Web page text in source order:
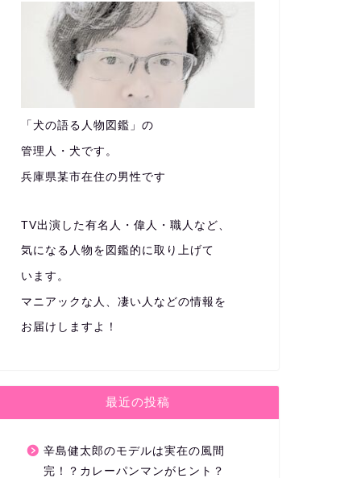
「犬の語る人物図鑑」の
管理人・犬です。
兵庫県某市在住の男性です
TV出演した有名人・偉人・職人など、
気になる人物を図鑑的に取り上げて
います。
マニアックな人、凄い人などの情報を
お届けしますよ！
最近の投稿
辛島健太郎のモデルは実在の風間
完！？カレーパンマンがヒント？